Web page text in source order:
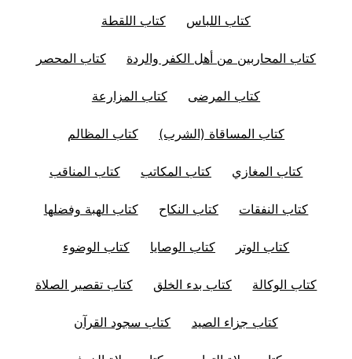
كتاب اللباس كتاب اللقطة
كتاب المحاربين من أهل الكفر والردة كتاب المحصر
كتاب المرضى كتاب المزارعة
كتاب المساقاة (الشرب) كتاب المظالم
كتاب المغازي كتاب المكاتب كتاب المناقب
كتاب النفقات كتاب النكاح كتاب الهبة وفضلها
كتاب الوتر كتاب الوصايا كتاب الوضوء
كتاب الوكالة كتاب بدء الخلق كتاب تقصير الصلاة
كتاب جزاء الصيد كتاب سجود القرآن